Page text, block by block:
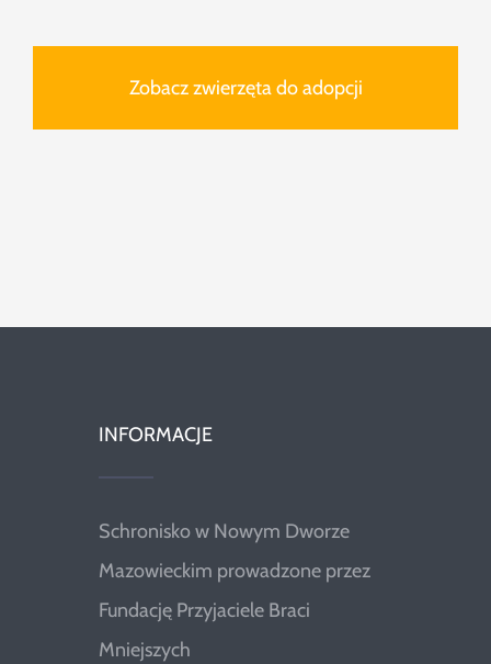
Zobacz zwierzęta do adopcji
INFORMACJE
Schronisko w Nowym Dworze
Mazowieckim prowadzone przez
Fundację Przyjaciele Braci
Mniejszych